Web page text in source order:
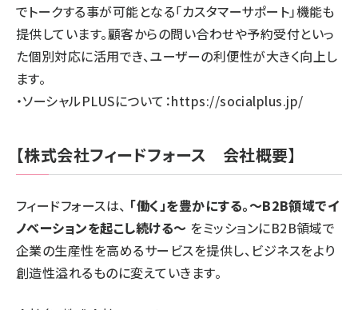
でトークする事が可能となる「カスタマーサポート」機能も
提供しています。顧客からの問い合わせや予約受付といっ
た個別対応に活用でき、ユーザーの利便性が大きく向上し
ます。
・ソーシャルPLUSについて：https://socialplus.jp/
【株式会社フィードフォース 会社概要】
フィードフォースは、 「働く」を豊かにする。～B2B領域でイ
ノベーションを起こし続ける～ をミッションにB2B領域で
企業の生産性を高めるサービスを提供し、ビジネスをより
創造性溢れるものに変えていきます。